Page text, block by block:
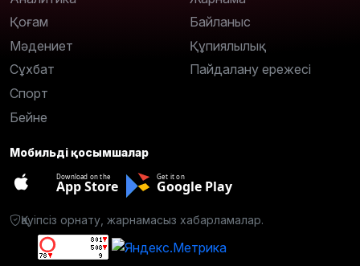
Қоғам
Мәдениет
Сұхбат
Спорт
Бейне
Байланыс
Құпиялылық
Пайдалану ережесі
Мобильді қосымшалар
Download on the
App Store
Get it on
Google Play
Қауіпсіз орнату, жарнамасыз хабарламалар.